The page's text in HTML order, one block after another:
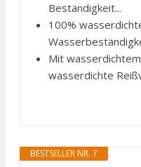
Beständigkeit...
100%
Mit
wasserdichte
BESTSELLER NR. 7